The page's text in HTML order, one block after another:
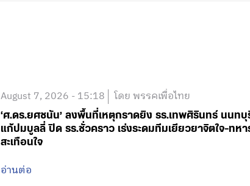
August 7, 2026 - 15:18 โดย พรรคเพื่อไทย
‘ศ.ดร.ยศชนัน’ ลงพื้นที่เหตุกราดยิง รร.เทพศิรินทร์ นน
แก้ปมบูลลี่ ปิด รร.ชั่วคราว เร่งระดมทีมเยียวยาจิตใจ-ท
สะเทือนใจ
อ่านต่อ